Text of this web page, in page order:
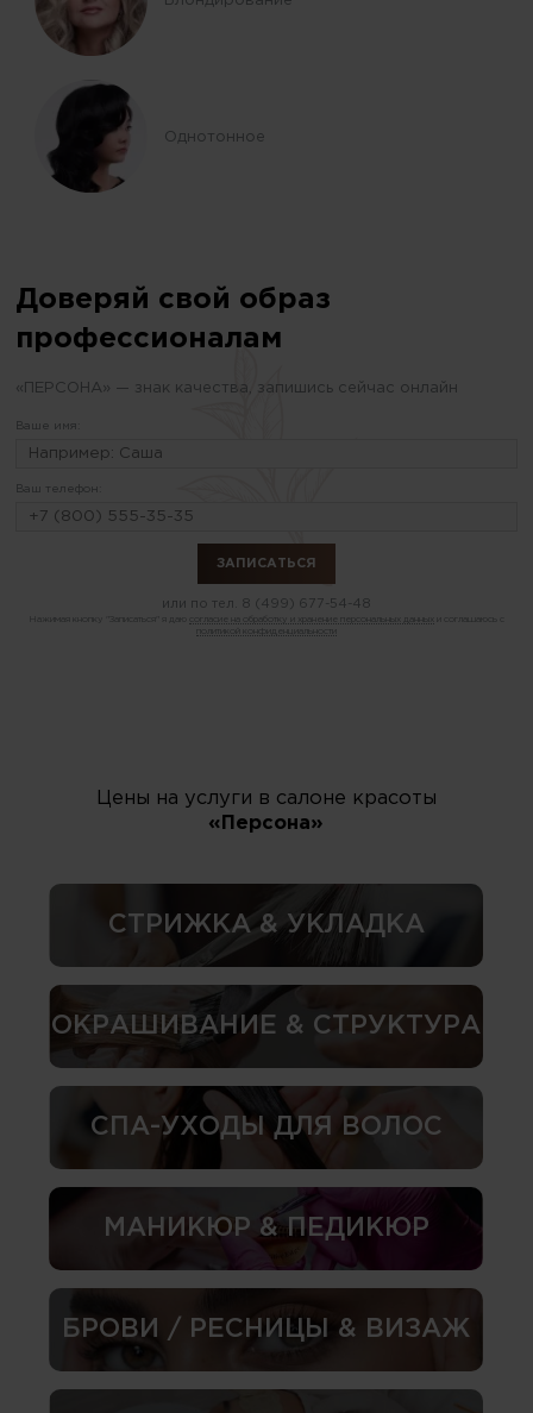
Однотонное
Доверяй свой образ
профессионалам
«ПЕРСОНА» — знак качества, запишись сейчас онлайн
Ваше имя:
Ваш телефон:
или по тел. 8 (499) 677-54-48
Нажимая кнопку "Записаться" я даю согласие на обработку и хранение персональных данных
политикой конфиденциальности
Цены на услуги в салоне красоты
«Персона»
СТРИЖКА & УКЛАДКА
ОКРАШИВАНИЕ & СТРУКТУРА
СПА-УХОДЫ ДЛЯ ВОЛОС
МАНИКЮР & ПЕДИКЮР
БРОВИ / РЕСНИЦЫ & ВИЗАЖ